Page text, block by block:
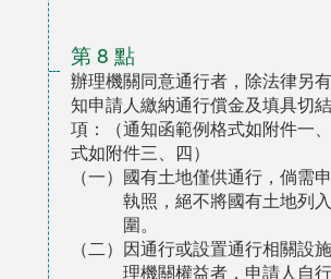
第 8 點
辦理機關同意通行者，除法律另
知申請人繳納通行償金及填具切
項：（通知函範例格式如附件一
式如附件三、四）
（一）國有土地僅供通行，倘需
執照，絕不將國有土地列
圍。
（二）因通行或設置通行相關設
理機關權益者，申請人自行